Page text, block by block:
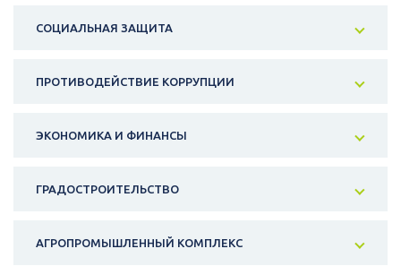
СОЦИАЛЬНАЯ ЗАЩИТА
ПРОТИВОДЕЙСТВИЕ КОРРУПЦИИ
ЭКОНОМИКА И ФИНАНСЫ
ГРАДОСТРОИТЕЛЬСТВО
АГРОПРОМЫШЛЕННЫЙ КОМПЛЕКС